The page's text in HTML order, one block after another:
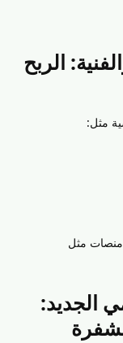
الربح
مثل:
الجديد: